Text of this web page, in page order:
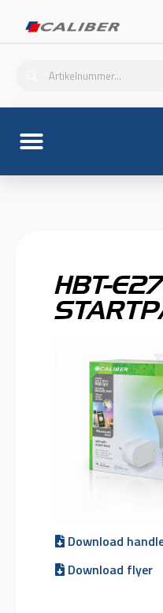
HBT-
Download
Download flyer